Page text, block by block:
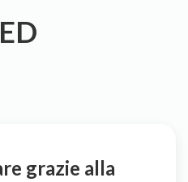
grazie alla